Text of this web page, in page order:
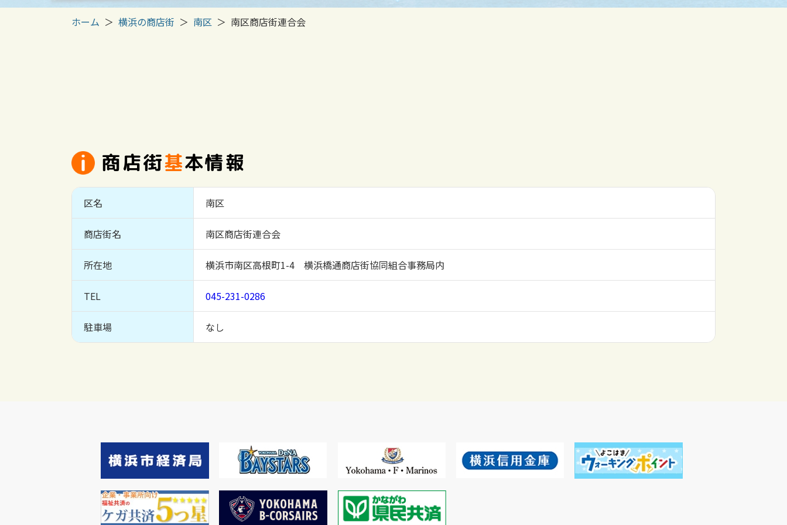
ホーム 横浜の商店街 南区 南区商店街連合会
商店街基本情報
区名 南区
商店街名 南区商店街連合会
所在地 横浜市南区高根町1-4 横浜橋通商店街協同組合事務局内
TEL 045-231-0286
駐車場 なし